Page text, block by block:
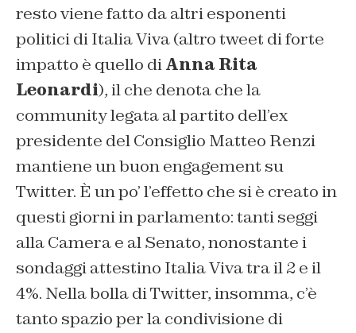
resto viene fatto da altri esponenti
politici di Italia Viva (altro tweet di forte
impatto è quello diAnna Rita
Leonardi), il che denota che la
community legata al partito dell’ex
presidente del Consiglio Matteo Renzi
mantiene un buon engagement su
Twitter. È un po’ l’effetto che si è creato in
questi giorni in parlamento: tanti seggi
alla Camera e al Senato, nonostante i
sondaggi attestino Italia Viva tra il 2 e il
4%. Nella bolla di Twitter, insomma, c’è
tanto spazio per la condivisione di